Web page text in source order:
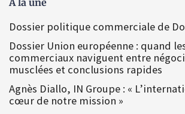
Dossier politique commerciale de
Dossier Union européenne : quand
commerciaux naviguent entre
musclées et conclusions rapides
Agnès Diallo, IN Groupe : «
cœur de notre mission »